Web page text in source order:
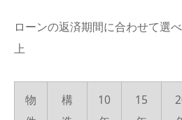
ローンの返済期間に合わせて選
上
物
構
10
15